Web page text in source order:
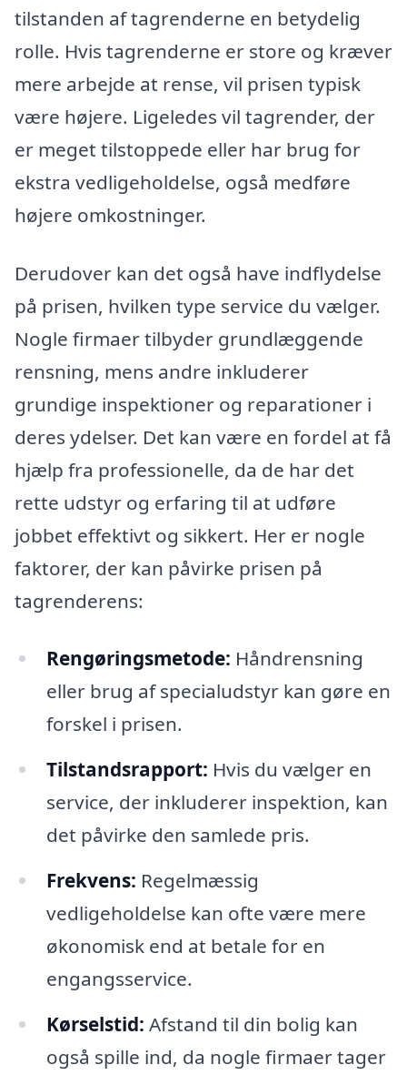
tilstanden af tagrenderne en betydelig
rolle. Hvis tagrenderne er store og kræver
mere arbejde at rense, vil prisen typisk
være højere. Ligeledes vil tagrender, der
er meget tilstoppede eller har brug for
ekstra vedligeholdelse, også medføre
højere omkostninger.
Derudover kan det også have indflydelse
på prisen, hvilken type service du vælger.
Nogle firmaer tilbyder grundlæggende
rensning, mens andre inkluderer
grundige inspektioner og reparationer i
deres ydelser. Det kan være en fordel at få
hjælp fra professionelle, da de har det
rette udstyr og erfaring til at udføre
jobbet effektivt og sikkert. Her er nogle
faktorer, der kan påvirke prisen på
tagrenderens:
Rengøringsmetode: Håndrensning
eller brug af specialudstyr kan gøre en
forskel i prisen.
Tilstandsrapport: Hvis du vælger en
service, der inkluderer inspektion, kan
det påvirke den samlede pris.
Frekvens: Regelmæssig
vedligeholdelse kan ofte være mere
økonomisk end at betale for en
engangsservice.
Kørselstid: Afstand til din bolig kan
også spille ind, da nogle firmaer tager